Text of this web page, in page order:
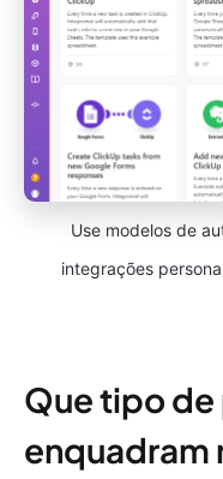
Use modelos de
integrações
Que tipo de
enquadram